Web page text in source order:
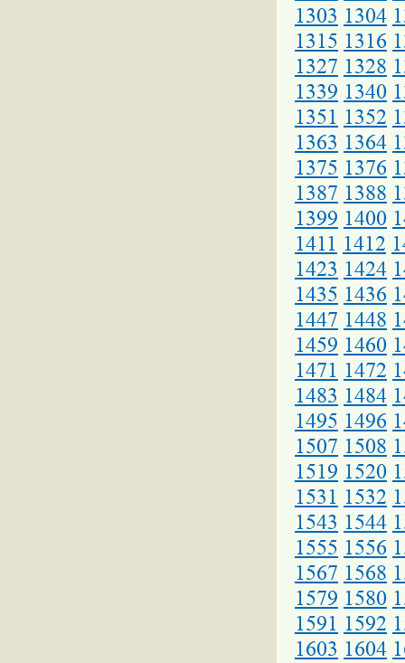
1303 1304
1315 1316
1327 1328
1339 1340
1351 1352
1363 1364
1375 1376
1387 1388
1399 1400
1411 1412
1423 1424
1435 1436
1447 1448
1459 1460
1471 1472
1483 1484
1495 1496
1507 1508
1519 1520
1531 1532
1543 1544
1555 1556
1567 1568
1579 1580
1591 1592
1603 1604